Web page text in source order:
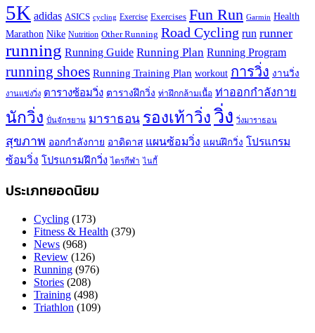
5K adidas ASICS cycling Exercise Exercises Fun Run Garmin Health
Marathon Nike Nutrition Other Running Road Cycling run runner
running Running Guide Running Plan Running Program
running shoes Running Training Plan workout การวิ่ง งานวิ่ง
งานแข่งวิ่ง ตารางซ้อมวิ่ง ตารางฝึกวิ่ง ท่าฝึกกล้ามเนื้อ ท่าออกกำลังกาย
นักวิ่ง ปั่นจักรยาน มาราธอน รองเท้าวิ่ง วิ่ง วิ่งมาราธอน
สุขภาพ ออกกำลังกาย อาดิดาส แผนซ้อมวิ่ง แผนฝึกวิ่ง โปรแกรม
ซ้อมวิ่ง โปรแกรมฝึกวิ่ง ไตรกีฬา ไนกี้
ประเภทยอดนิยม
Cycling (173)
Fitness & Health (379)
News (968)
Review (126)
Running (976)
Stories (208)
Training (498)
Triathlon (109)